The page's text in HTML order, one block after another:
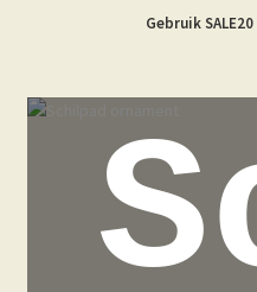
Gebruik